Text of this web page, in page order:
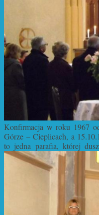
Konfirmacja w roku 1967
Górze – Cieplicach, a
to jedna parafia, której